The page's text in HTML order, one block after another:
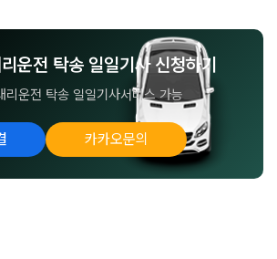
운전 탁송 일일기사 신청하기
리운전 탁송 일일기사서비스 가능
카카오문의